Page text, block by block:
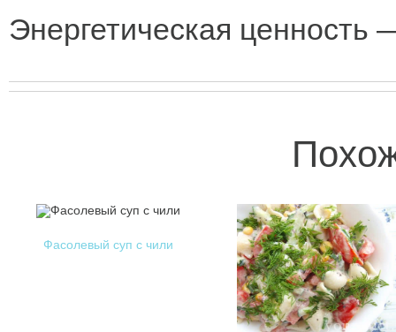
Энергетическая ценность
Фасолевый суп с чили